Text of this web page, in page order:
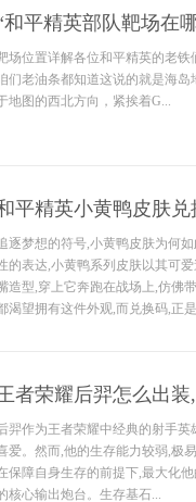
和平精英部队靶场在
场位置详解各位和平精英的老
们老油条都知道这说的就是海
地图的西北方向，紧挨着G...
平精英小黄鸭皮肤
逐梦想的符号,小黄鸭皮肤为何
的表达,小黄鸭系列皮肤以其可
造型,穿上它奔跑在战场上,仿佛
渴望拥有这件外观,而兑换码,正
者荣耀后羿怎么出
羿作为王者荣耀中经典的射手
爱。然而,他的生存能力较弱,极
保障自身生存的前提下,最大化
核心输出炮台。生存基石...